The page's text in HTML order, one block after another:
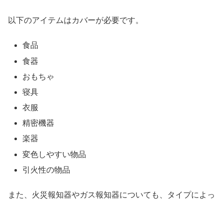
以下のアイテムはカバーが必要です。
食品
食器
おもちゃ
寝具
衣服
精密機器
楽器
変色しやすい物品
引火性の物品
また、火災報知器やガス報知器についても、タイプによっ